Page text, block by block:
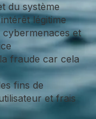
du système
légitime
et
fraude car cela
fins de
et frais